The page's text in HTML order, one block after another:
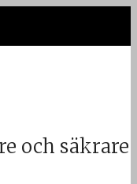
och säkrare